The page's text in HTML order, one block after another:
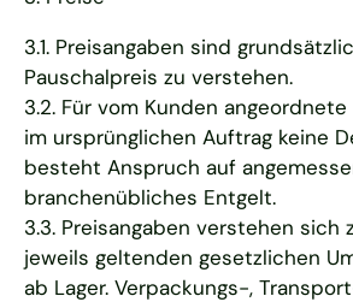
3.1. Preisangaben sind
Pauschalpreis zu verstehen.
3.2. Für vom Kunden
im ursprünglichen Auftrag keine
besteht Anspruch auf
branchenübliches Entgelt.
3.3. Preisangaben verstehen sich
jeweils geltenden gesetzlichen
ab Lager. Verpackungs-,